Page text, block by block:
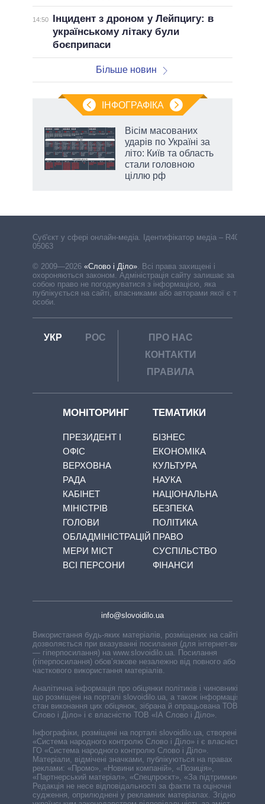
14:50
Інцидент з дроном у Лейпцигу: в
українському літаку були
боєприпаси
Більше новин
ІНФОГРАФІКА
Вісім масованих
ударів по Україні за
літо: Київ та область
стали головною
ціллю рф
Cуб'єкт у сфері онлайн-медіа. Ідентифікатор медіа – R40-
05063
© 2009—2026 «Слово і Діло». Всі права захищені і
охороняються законом. Адміністрація сайту залишає за
собою право не погоджуватися з інформацією, яка
публікується на сайті, власниками або авторами якої є треті
особи.
УКР РОС
ПРО НАС
КОНТАКТИ
ПРАВИЛА
МОНІТОРИНГ
ПРЕЗИДЕНТ І
ОФІС
ВЕРХОВНА
РАДА
КАБІНЕТ
МІНІСТРІВ
ГОЛОВИ
ОБЛАДМІНІСТРАЦІЙ
МЕРИ МІСТ
ВСІ ПЕРСОНИ
ТЕМАТИКИ
БІЗНЕС
ЕКОНОМІКА
КУЛЬТУРА
НАУКА
НАЦІОНАЛЬНА
БЕЗПЕКА
ПОЛІТИКА
ПРАВО
СУСПІЛЬСТВО
ФІНАНСИ
info@slovoidilo.ua
Використання будь-яких матеріалів, розміщених на сайті,
дозволяється при вказуванні посилання (для інтернет-видань
— гіперпосилання) на www.slovoidilo.ua. Посилання
(гіперпосилання) обов’язкове незалежно від повного або
часткового використання матеріалів.
Аналітична інформація про обіцянки політиків і чиновників,
що розміщені на порталі slovoidilo.ua, а також інформація про
стан виконання цих обіцянок, зібрана й опрацьована ТОВ «ІА
Слово і Діло» і є власністю ТОВ «ІА Слово і Діло».
Інфографіки, розміщені на порталі slovoidilo.ua, створені ГО
«Система народного контролю Слово і Діло» і є власністю
ГО «Система народного контролю Слово і Діло».
Матеріали, відмічені значками, публікуються на правах
реклами: «Промо», «Новини компаній», «Позиція»,
«Партнерський матеріал», «Спецпроєкт», «За підтримки».
Редакція не несе відповідальності за факти та оціночні
судження, оприлюднені у рекламних матеріалах. Згідно з